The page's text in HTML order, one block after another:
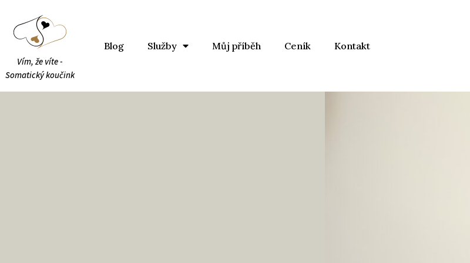
Vím, že víte -
Somatický koučink
Blog Služby Můj příběh Ceník Kontakt